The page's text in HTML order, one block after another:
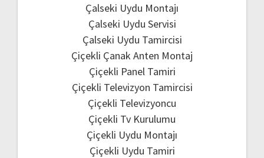
Çalseki Uydu Montajı
Çalseki Uydu Servisi
Çalseki Uydu Tamircisi
Çiçekli Çanak Anten Montaj
Çiçekli Panel Tamiri
Çiçekli Televizyon Tamircisi
Çiçekli Televizyoncu
Çiçekli Tv Kurulumu
Çiçekli Uydu Montajı
Çiçekli Uydu Tamiri